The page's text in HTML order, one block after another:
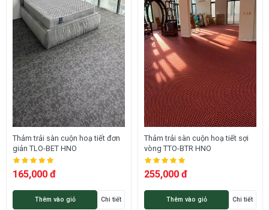
Thảm trải sàn cuộn hoạ tiết đơn
giản TLO-BET HNO
165,000 đ
Thêm vào giỏ Chi tiết
Thảm trải sàn cuộn hoạ tiết sợi
vòng TTO-BTR HNO
255,000 đ
Thêm vào giỏ Chi tiết